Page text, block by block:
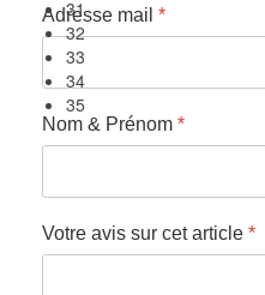
Adresse mail *
Nom & Prénom *
Votre avis sur cet article *